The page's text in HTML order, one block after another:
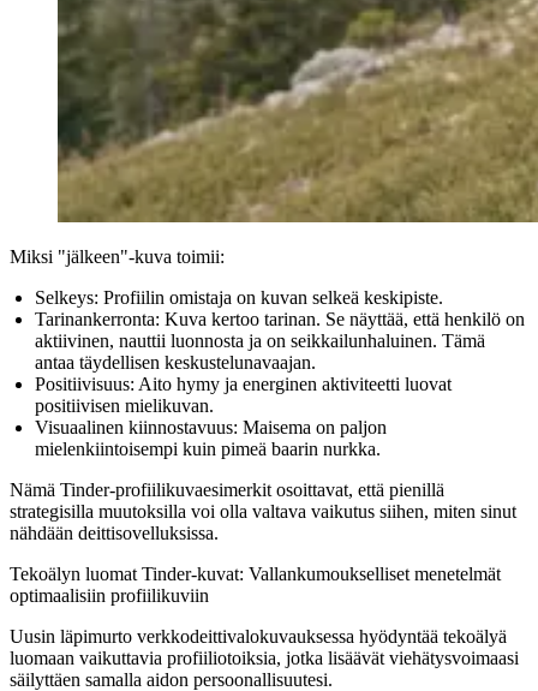
Miksi "jälkeen"-kuva toimii:
Selkeys: Profiilin omistaja on kuvan selkeä keskipiste.
Tarinankerronta: Kuva kertoo tarinan. Se näyttää, että henkilö on
aktiivinen, nauttii luonnosta ja on seikkailunhaluinen. Tämä
antaa täydellisen keskustelunavaajan.
Positiivisuus: Aito hymy ja energinen aktiviteetti luovat
positiivisen mielikuvan.
Visuaalinen kiinnostavuus: Maisema on paljon
mielenkiintoisempi kuin pimeä baarin nurkka.
Nämä Tinder-profiilikuvaesimerkit osoittavat, että pienillä
strategisilla muutoksilla voi olla valtava vaikutus siihen, miten sinut
nähdään deittisovelluksissa.
Tekoälyn luomat Tinder-kuvat: Vallankumoukselliset menetelmät
optimaalisiin profiilikuviin
Uusin läpimurto verkkodeittivalokuvauksessa hyödyntää tekoälyä
luomaan vaikuttavia profiiliotoiksia, jotka lisäävät viehätysvoimaasi
säilyttäen samalla aidon persoonallisuutesi.